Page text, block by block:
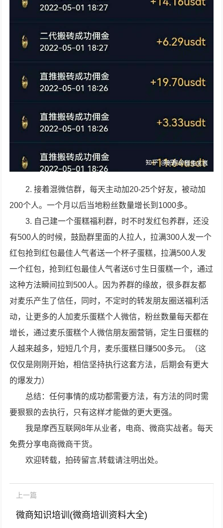
2. 接着混微信群，每天主动加20-25个好友，被动加
200个人。一个月以后当地粉丝数量增长到1000多。
3. 自己建一个蛋糕福利群，时不时发红包养群，还没
有500人的时候，鼓励群里面的人拉人，拉满300人发一个
红包抢到红包最佳人气者送一个杯子蛋糕，拉满500人发
一个红包，抢到红包最佳人气者送6寸生日蛋糕一个，通过
这种方法瞬间拉到500人。因为养群的缘故，很多群友都
对麦乐产生了信任，同时，不定时的转发朋友圈送福利活
动，让更多的人加麦乐蛋糕个人微信，粉丝数量每天都在
增长，通过麦乐蛋糕个人微信朋友圈营销，定生日蛋糕的
人越来越多，短短几个月，麦乐蛋糕日赚500多元。（这
仅仅是刚刚开始，相信坚持执行这套方法，后期会有更大
的爆发力）
总结：任何事情的成功都需要方法，有方法的同时需
要狠狠的去执行，只有这样才能做的更大更强。
我是摩西互联网8年从业者，电商、微商实战者。每天
免费分享电商微商干货。
欢迎转载，拍砖留言,转载请注明出处。
上一篇
微商知识培训(微商培训资料大全)